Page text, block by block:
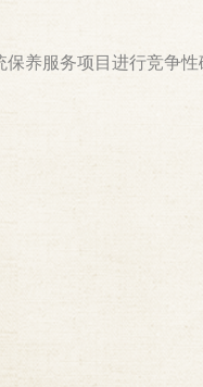
养服务项目进行竞争